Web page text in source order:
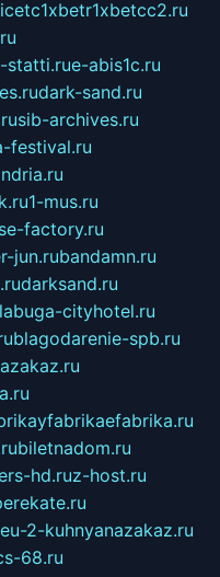
statti.rue-abis1c.ru
dark-sand.ru
sib-archives.ru
festival.ru
1-mus.ru
factory.ru
jun.rubandamn.ru
darksand.ru
cityhotel.ru
blagodarenie-spb.ru
biletnadom.ru
hd.ruz-host.ru
2-kuhnyanazakaz.ru
68.ru